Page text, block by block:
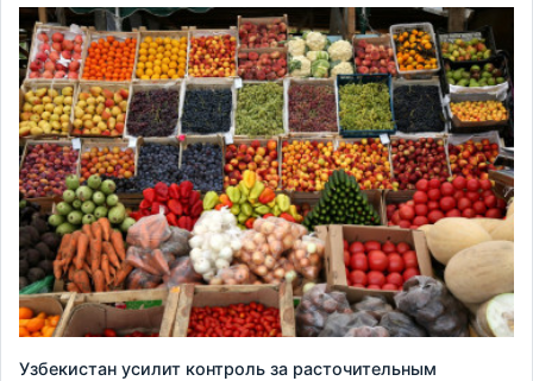
Узбекистан усилит контроль за расточительным